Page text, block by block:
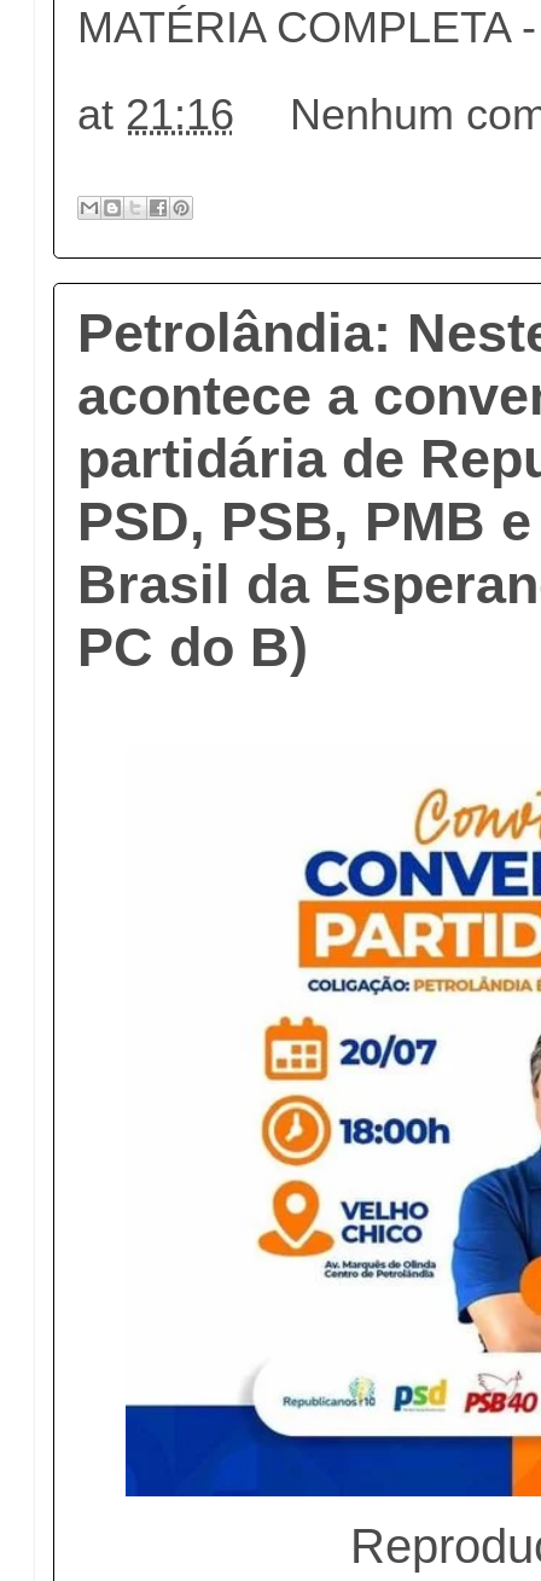
MATÉRIA COMPLETA
at 21:16 Nenhum
Petrolândia:
acontece a
partidária de
PSD, PSB, PMB
Brasil da
PC do B)